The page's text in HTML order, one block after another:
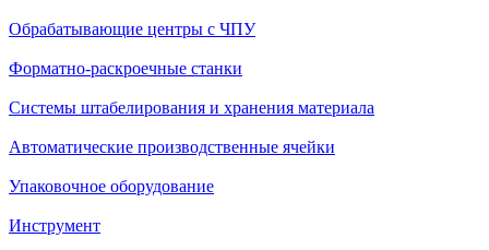
Обрабатывающие центры с ЧПУ
Форматно-раскроечные станки
Системы штабелирования и хранения материала
Автоматические производственные ячейки
Упаковочное оборудование
Инструмент